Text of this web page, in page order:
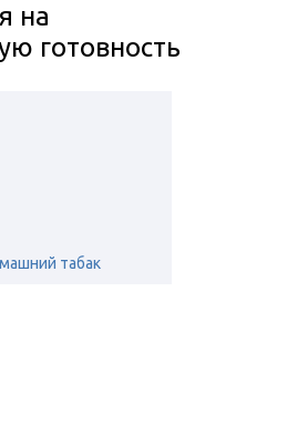
на
готовность
табак